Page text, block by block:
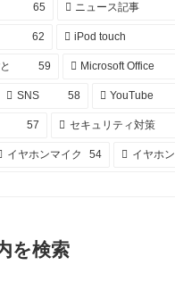
65 ニュース記事
62 iPod touch
59 Microsoft Office
SNS 58 YouTube
57 セキュリティ対策
イヤホンマイク 54 イヤホン
を検索